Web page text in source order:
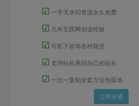
☑ 一手无水印资源永久免费
☑ 九年互联网创业经验
☑ 可私下咨询各种疑惑
☑ 支持站长再招自己的站长
☑ 一比一复制全套方法包落地
立即开通